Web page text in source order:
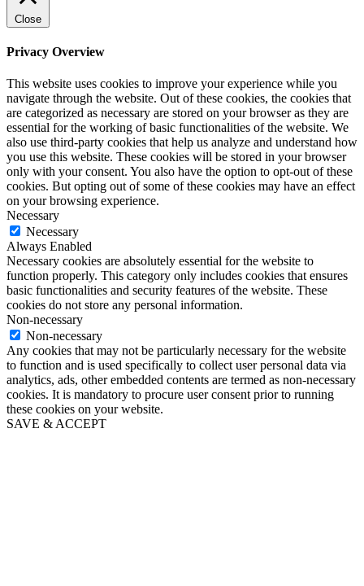
Close
Privacy Overview
This website uses cookies to improve your experience while you
navigate through the website. Out of these cookies, the cookies that
are categorized as necessary are stored on your browser as they are
essential for the working of basic functionalities of the website. We
also use third-party cookies that help us analyze and understand how
you use this website. These cookies will be stored in your browser
only with your consent. You also have the option to opt-out of these
cookies. But opting out of some of these cookies may have an effect
on your browsing experience.
Necessary
Necessary
Always Enabled
Necessary cookies are absolutely essential for the website to
function properly. This category only includes cookies that ensures
basic functionalities and security features of the website. These
cookies do not store any personal information.
Non-necessary
Non-necessary
Any cookies that may not be particularly necessary for the website
to function and is used specifically to collect user personal data via
analytics, ads, other embedded contents are termed as non-necessary
cookies. It is mandatory to procure user consent prior to running
these cookies on your website.
SAVE & ACCEPT